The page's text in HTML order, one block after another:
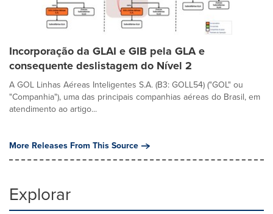
Incorporação da GLAI e GIB pela GLA e
consequente deslistagem do Nível 2
A GOL Linhas Aéreas Inteligentes S.A. (B3: GOLL54) ("GOL" ou
"Companhia"), uma das principais companhias aéreas do Brasil, em
atendimento ao artigo...
More Releases From This Source
Explorar